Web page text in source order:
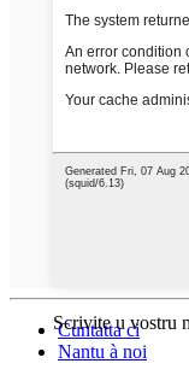
Scrivite u vostru
Cuntatta ci
Nantu à noi